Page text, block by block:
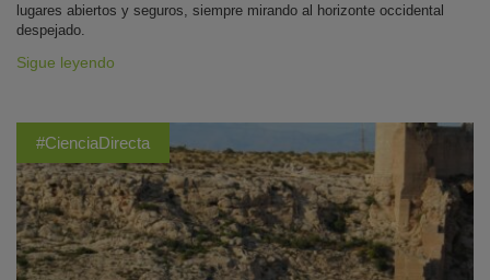
lugares abiertos y seguros, siempre mirando al horizonte occidental
despejado.
Sigue leyendo
#CienciaDirecta